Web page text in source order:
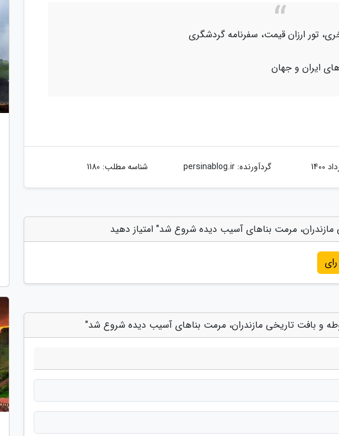
تور ارزان قیمت، سفرنامه گردشگری
ایران و جهان
گردآورنده:persinablog.ir شناسه مطلب: 1180
رای